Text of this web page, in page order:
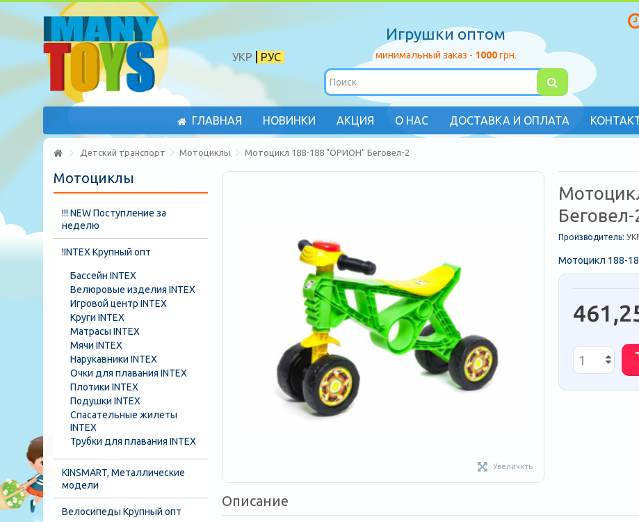
РУС
УКР
Игрушки оптом
минимальный заказ - 1000грн.
ГЛАВНАЯ НОВИНКИ АКЦИЯ О НАС ДОСТАВКА И ОПЛАТА
Детский транспорт Мотоциклы Мотоцикл 188-188 "ОРИОН" Беговел-2
Увеличить
Беговел-
Производитель:
Мотоцикл 188-
Описание
Мотоциклы
!!! NEW Поступление за
неделю
!INTEX Крупный опт
Бассейн INTEX
Велюровые изделия INTEX
Игровой центр INTEX
Круги INTEX
Матрасы INTEX
Мячи INTEX
Нарукавники INTEX
Очки для плавания INTEX
Плотики INTEX
Подушки INTEX
Спасательные жилеты
INTEX
Трубки для плавания INTEX
KINSMART, Металлические
модели
Велосипеды Крупный опт